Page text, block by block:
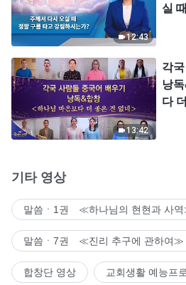
12:43
실
13:42
각
낭
다
기타 영상
말씀ㆍ1권 ≪하나님의 현현과 사
말씀ㆍ7권 ≪진리 추구에 관하여≫
합창단 영상 교회생활 예능프